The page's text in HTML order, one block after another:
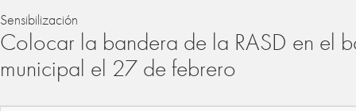
Sensibilización
Colocar la bandera de la RASD en el
municipal el 27 de febrero